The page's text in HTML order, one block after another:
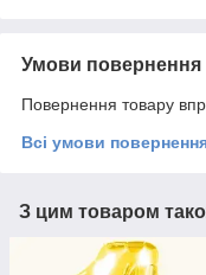
Умови повернення
Повернення товару
Всі умови
З цим товаром